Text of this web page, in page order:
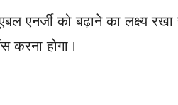
को बढ़ाने का लक्ष्य
करना होगा।